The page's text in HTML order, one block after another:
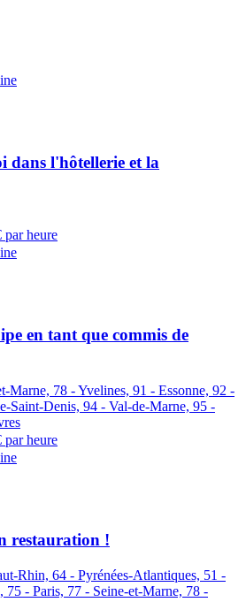
dans l'hôtellerie et la
par heure
en tant que commis de
Marne, 78 - Yvelines, 91 - Essonne, 92 -
Saint-Denis, 94 - Val-de-Marne, 95 -
par heure
restauration !
Rhin, 64 - Pyrénées-Atlantiques, 51 -
- Paris, 77 - Seine-et-Marne, 78 -